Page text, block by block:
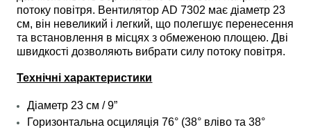
потоку повітря. Вентилятор AD 7302 має діаметр 23
см, він невеликий і легкий, що полегшує перенесення
та встановлення в місцях з обмеженою площею. Дві
швидкості дозволяють вибрати силу потоку повітря.
Технічні характеристики
Діаметр 23 см / 9”
Горизонтальна осциляція 76° (38° вліво та 38°